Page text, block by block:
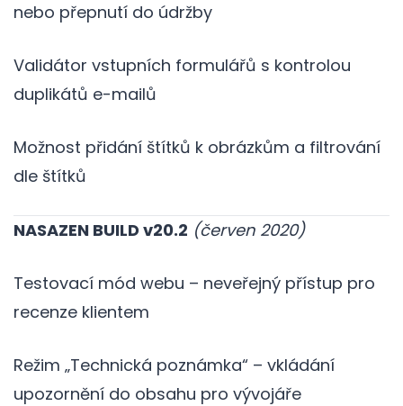
nebo přepnutí do údržby
Validátor vstupních formulářů s kontrolou
duplikátů e-mailů
Možnost přidání štítků k obrázkům a filtrování
dle štítků
NASAZEN BUILD v20.2 (červen 2020)
Testovací mód webu – neveřejný přístup pro
recenze klientem
Režim „Technická poznámka“ – vkládání
upozornění do obsahu pro vývojáře